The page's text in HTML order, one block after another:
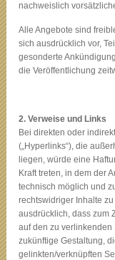
nachweislich
Alle Angebote sind
sich ausdrücklich vor,
gesonderte
die Veröffentlichung
2. Verweise und Links
Bei direkten oder
(„Hyperlinks“), die
liegen, würde eine
Kraft treten, in dem der
technisch möglich und
rechtswidriger Inhalte
ausdrücklich, dass zum
auf den zu verlinkenden
zukünftige Gestaltung,
gelinkten/verknüpften